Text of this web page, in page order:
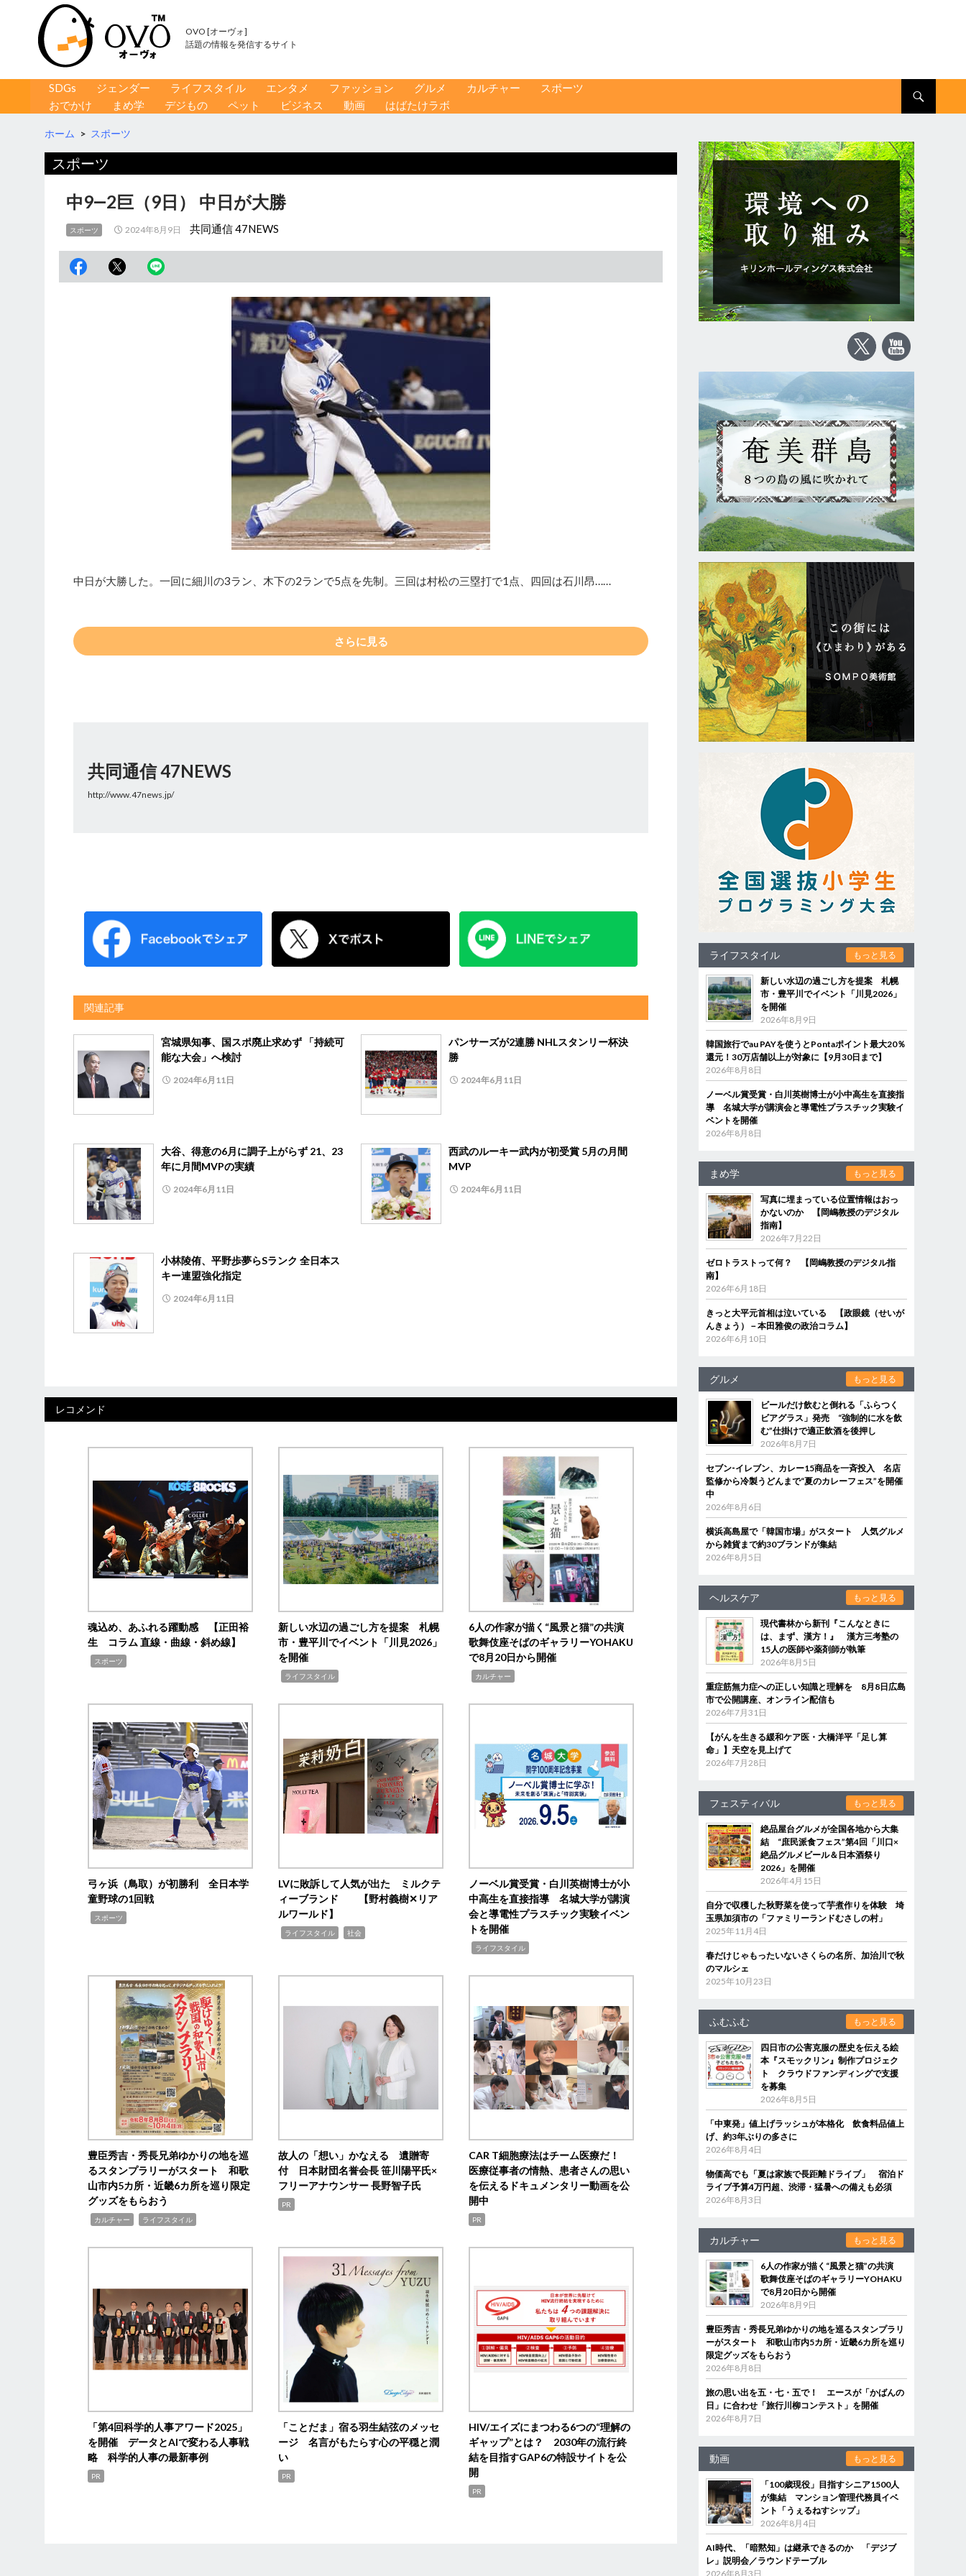
OVO [オーヴォ]
話題の情報を発信するサイト
コンテンツへ移動
SDGs ジェンダー ライフスタイル エンタメ ファッション グルメ カルチャー
スポーツ
おでかけ
まめ学 デジもの ペット ビジネス 動画 はばたけラボ
ホーム > スポーツ
スポーツ
中9―2巨（9日） 中日が大勝
スポーツ 2024年8月9日 共同通信 47NEWS
中日が大勝した。一回に細川の3ラン、木下の2ランで5点を先制。三回は村松の三塁打で1点、四回は石川昂……
さらに見る
共同通信 47NEWS
http://www.47news.jp/
関連記事
宮城県知事、国スポ廃止求めず 「持続可
能な大会」へ検討
2024年6月11日
パンサーズが2連勝 NHLスタンリー杯決
勝
2024年6月11日
大谷、得意の6月に調子上がらず 21、23
年に月間MVPの実績
2024年6月11日
西武のルーキー武内が初受賞 5月の月間
MVP
2024年6月11日
小林陵侑、平野歩夢らSランク 全日本ス
キー連盟強化指定
2024年6月11日
レコメンド
魂込め、あふれる躍動感 【正田裕
生 コラム 直線・曲線・斜め線】
スポーツ
新しい水辺の過ごし方を提案 札幌
市・豊平川でイベント「川見2026」
を開催
ライフスタイル
6人の作家が描く“風景と猫”の共演
歌舞伎座そばのギャラリーYOHAKU
で8月20日から開催
カルチャー
弓ヶ浜（鳥取）が初勝利 全日本学
童野球の1回戦
スポーツ
LVに敗訴して人気が出た ミルクテ
ィーブランド 【野村義樹✕リア
ルワールド】
ライフスタイル 社会
ノーベル賞受賞・白川英樹博士が小
中高生を直接指導 名城大学が講演
会と導電性プラスチック実験イベン
トを開催
ライフスタイル
豊臣秀吉・秀長兄弟ゆかりの地を巡
るスタンプラリーがスタート 和歌
山市内5カ所・近畿6カ所を巡り限定
グッズをもらおう
カルチャー ライフスタイル
故人の「想い」かなえる 遺贈寄
付 日本財団名誉会長 笹川陽平氏×
フリーアナウンサー 長野智子氏
PR
CAR T細胞療法はチーム医療だ！
医療従事者の情熱、患者さんの思い
を伝えるドキュメンタリー動画を公
開中
PR
「第4回科学的人事アワード2025」
を開催 データとAIで変わる人事戦
略 科学的人事の最新事例
PR
「ことだま」宿る羽生結弦のメッセ
ージ 名言がもたらす心の平穏と潤
い
PR
HIV/エイズにまつわる6つの“理解の
ギャップ”とは？ 2030年の流行終
結を目指すGAP6の特設サイトを公
開
PR
ライフスタイル もっと見る
新しい水辺の過ごし方を提案 札幌
市・豊平川でイベント「川見2026」
を開催
2026年8月9日
韓国旅行でau PAYを使うとPontaポイント最大20％
還元！30万店舗以上が対象に【9月30日まで】
2026年8月8日
ノーベル賞受賞・白川英樹博士が小中高生を直接指
導 名城大学が講演会と導電性プラスチック実験イ
ベントを開催
2026年8月8日
まめ学 もっと見る
写真に埋まっている位置情報はおっ
かないのか 【岡嶋教授のデジタル
指南】
2026年7月22日
ゼロトラストって何？ 【岡嶋教授のデジタル指
南】
2026年6月18日
きっと大平元首相は泣いている 【政眼鏡（せいが
んきょう）－本田雅俊の政治コラム】
2026年6月10日
グルメ もっと見る
ビールだけ飲むと倒れる「ふらつく
ビアグラス」発売 “強制的に水を飲
む”仕掛けで適正飲酒を後押し
2026年8月7日
セブン‐イレブン、カレー15商品を一斉投入 名店
監修から冷製うどんまで“夏のカレーフェス”を開催
中
2026年8月6日
横浜高島屋で「韓国市場」がスタート 人気グルメ
から雑貨まで約30ブランドが集結
2026年8月5日
ヘルスケア もっと見る
現代書林から新刊『こんなときに
は、まず、漢方！』 漢方三考塾の
15人の医師や薬剤師が執筆
2026年8月5日
重症筋無力症への正しい知識と理解を 8月8日広島
市で公開講座、オンライン配信も
2026年7月31日
【がんを生きる緩和ケア医・大橋洋平「足し算
命」】天空を見上げて
2026年7月28日
フェスティバル もっと見る
絶品屋台グルメが全国各地から大集
結 “庶民派食フェス”第4回「川口×
絶品グルメビール＆日本酒祭り
2026」を開催
2026年4月15日
自分で収穫した秋野菜を使って芋煮作りを体験 埼
玉県加須市の「ファミリーランドむさしの村」
2025年11月4日
春だけじゃもったいないさくらの名所、加治川で秋
のマルシェ
2025年10月23日
ふむふむ もっと見る
四日市の公害克服の歴史を伝える絵
本『スモックリン』制作プロジェク
ト クラウドファンディングで支援
を募集
2026年8月5日
「中東発」値上げラッシュが本格化 飲食料品値上
げ、約3年ぶりの多さに
2026年8月4日
物価高でも「夏は家族で長距離ドライブ」 宿泊ド
ライブ予算4万円超、渋滞・猛暑への備えも必須
2026年8月3日
カルチャー もっと見る
6人の作家が描く“風景と猫”の共演
歌舞伎座そばのギャラリーYOHAKU
で8月20日から開催
2026年8月9日
豊臣秀吉・秀長兄弟ゆかりの地を巡るスタンプラリ
ーがスタート 和歌山市内5カ所・近畿6カ所を巡り
限定グッズをもらおう
2026年8月8日
旅の思い出を五・七・五で！ エースが「かばんの
日」に合わせ「旅行川柳コンテスト」を開催
2026年8月7日
動画 もっと見る
「100歳現役」目指すシニア1500人
が集結 マンション管理代務員イベ
ント「うぇるねすシップ」
2026年8月4日
AI時代、「暗黙知」は継承できるのか 「デジブ
レ」説明会／ラウンドテーブル
2026年8月3日